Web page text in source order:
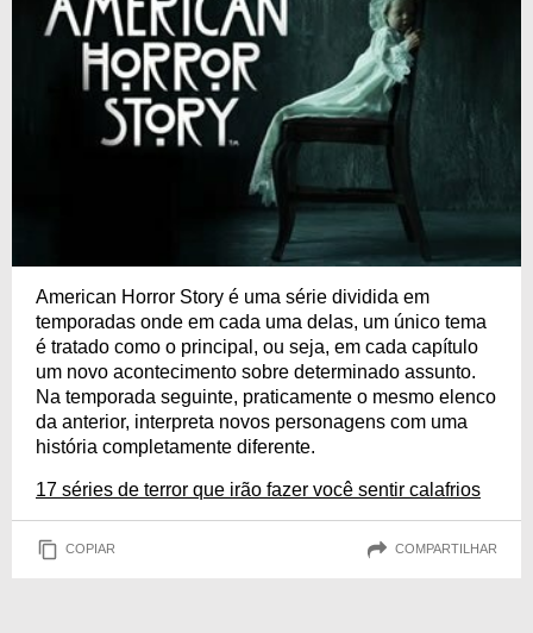
American Horror Story é uma série dividida em
temporadas onde em cada uma delas, um único tema
é tratado como o principal, ou seja, em cada capítulo
um novo acontecimento sobre determinado assunto.
Na temporada seguinte, praticamente o mesmo elenco
da anterior, interpreta novos personagens com uma
história completamente diferente.
17 séries de terror que irão fazer você sentir calafrios
COPIAR COMPARTILHAR